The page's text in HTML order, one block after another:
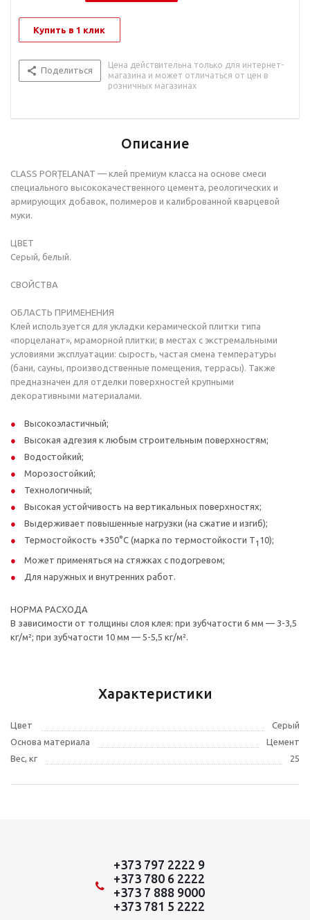
Купить в 1 клик
Поделиться
Цена действительна только для интернет-
магазина и может отличаться от цен в
розничных магазинах
Описание
CLASS PORȚELANAT — клей премиум класса на основе смеси
специального высококачественного цемента, реологических и
армирующих добавок, полимеров и калиброванной кварцевой
муки.
ЦВЕТ
Серый, белый.
СВОЙСТВА
ОБЛАСТЬ ПРИМЕНЕНИЯ
Клей используется для укладки керамической плитки типа
«порцеланат», мраморной плитки; в местах c экстремальными
условиями эксплуатации: сырость, частая смена температуры
(бани, сауны, производственные помещения, террасы). Также
предназначен для отделки поверхностей крупными
декоративными материалами.
Высокоэластичный;
Высокая адгезия к любым строительным поверхностям;
Водостойкий;
Морозостойкий;
Технологичный;
Высокая устойчивость на вертикальных поверхностях;
Выдерживает повышенные нагрузки (на сжатие и изгиб);
Термостойкость +350°C (марка по термостойкости Т1 10);
Может применяться на стяжках с подогревом;
Для наружных и внутренних работ.
НОРМА РАСХОДА
В зависимости от толщины слоя клея: при зубчатости 6 мм — 3-3,5
кг/м²; при зубчатости 10 мм — 5-5,5 кг/м².
Характеристики
Цвет
Серый
Основа материала
Цемент
Вес, кг
25
+373 797 2222 9
+373 780 6 2222
+373 7 888 9000
+373 781 5 2222